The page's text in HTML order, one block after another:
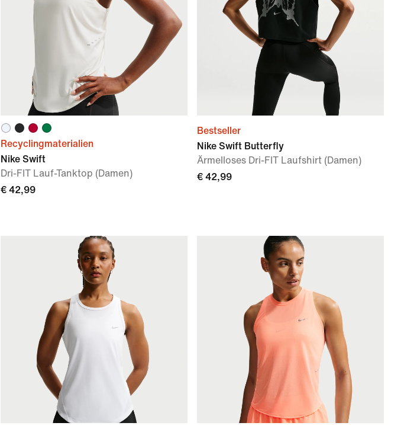
Recyclingmaterialien
Nike Swift
Dri-FIT Lauf-Tanktop (Damen)
€ 42,99
Bestseller
Nike Swift Butterfly
Ärmelloses Dri-FIT Laufshirt (Damen)
€ 42,99